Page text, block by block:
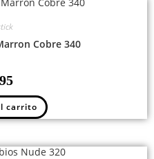
Cobre 340
carrito